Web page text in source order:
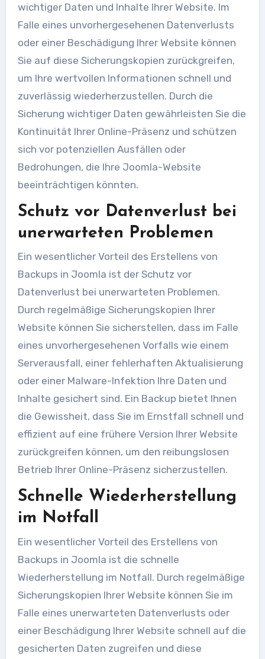
wichtiger Daten und Inhalte Ihrer Website. Im
Falle eines unvorhergesehenen Datenverlusts
oder einer Beschädigung Ihrer Website können
Sie auf diese Sicherungskopien zurückgreifen,
um Ihre wertvollen Informationen schnell und
zuverlässig wiederherzustellen. Durch die
Sicherung wichtiger Daten gewährleisten Sie die
Kontinuität Ihrer Online-Präsenz und schützen
sich vor potenziellen Ausfällen oder
Bedrohungen, die Ihre Joomla-Website
beeinträchtigen könnten.
Schutz vor Datenverlust bei
unerwarteten Problemen
Ein wesentlicher Vorteil des Erstellens von
Backups in Joomla ist der Schutz vor
Datenverlust bei unerwarteten Problemen.
Durch regelmäßige Sicherungskopien Ihrer
Website können Sie sicherstellen, dass im Falle
eines unvorhergesehenen Vorfalls wie einem
Serverausfall, einer fehlerhaften Aktualisierung
oder einer Malware-Infektion Ihre Daten und
Inhalte gesichert sind. Ein Backup bietet Ihnen
die Gewissheit, dass Sie im Ernstfall schnell und
effizient auf eine frühere Version Ihrer Website
zurückgreifen können, um den reibungslosen
Betrieb Ihrer Online-Präsenz sicherzustellen.
Schnelle Wiederherstellung
im Notfall
Ein wesentlicher Vorteil des Erstellens von
Backups in Joomla ist die schnelle
Wiederherstellung im Notfall. Durch regelmäßige
Sicherungskopien Ihrer Website können Sie im
Falle eines unerwarteten Datenverlusts oder
einer Beschädigung Ihrer Website schnell auf die
gesicherten Daten zugreifen und diese